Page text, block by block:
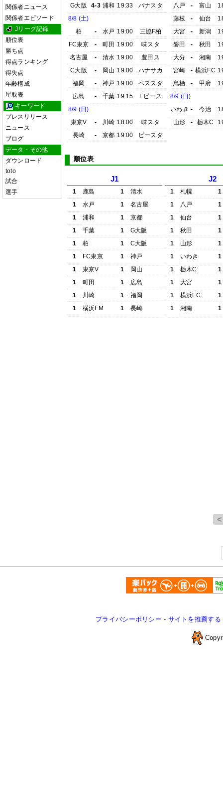
関係者ニュース
関係者エピソード
Jリーグ記録
順位表
勝ち点
得点ランキング
得失点
年齢構成
星取表
キーワード
プレスリリース
ニュース
ブログ
データ・その他
ダウンロード
toto
試合
選手
G大阪
4-3 浦和 19:33
パナスタ
8/8 (土)
柏
- 水戸 19:00
三協F柏
FC東京
- 町田 19:00
味スタ
名古屋
- 清水 19:00
豊田ス
C大阪
- 岡山 19:00
ハナサカ
福岡
- 神戸 19:00
ベススタ
広島
- 千葉 19:15
Eピース
8/9 (日)
東京V
- 川崎 18:00
味スタ
長崎
- 京都 19:00 ピースタ
八戸
- 富山
藤枝
- 仙台
大宮
- 新潟
磐田
- 秋田
大分
- 湘南
宮崎
- 横浜FC
鳥栖
- 甲府
8/9 (日)
いわき - 今治
山形
- 栃木C
順位表
J1
1 鹿島 1
清水
1
水戸 1
名古屋
1
浦和 1
京都
1
千葉 1
G大阪
1
柏 1
C大阪
1
FC東京 1
神戸
1
東京V 1
岡山
1
町田 1
広島
1
川崎 1
福岡
1
横浜FM 1 長崎
J2
1 札幌
1
1
八戸
1
1
仙台
1
1
秋田
1
1
山形
1
1
いわき
1
1
栃木C
1
1
大宮
1
1
横浜FC
1
1
湘南 1
プライバシーポリシー - サイトを推薦する